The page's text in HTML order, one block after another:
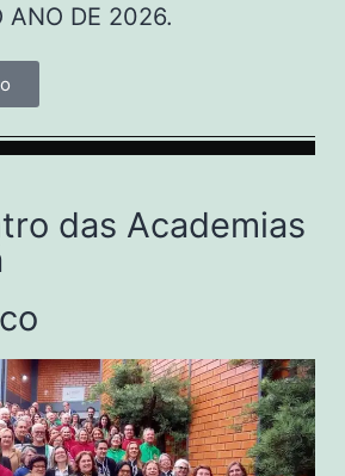
ANO DE 2026.
das Academias